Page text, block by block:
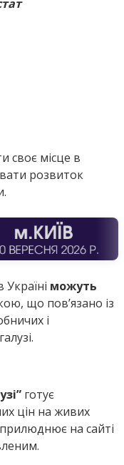
своє місце в
розвиток
можуть
що пов’язано із
і
готує
цін на живих
на сайті